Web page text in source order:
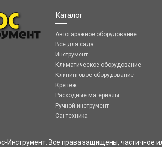
Каталог
Автогаражное оборудование
Все для сада
Инструмент
Климатическое оборудование
Клининговое оборудование
Крепеж
Расходные материалы
Ручной инструмент
Сантехника
Инструмент. Все права защищены, частичное